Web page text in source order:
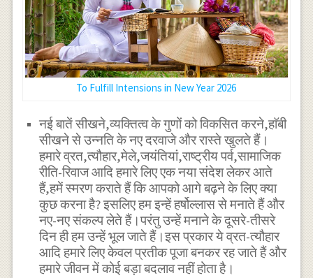
To Fulfill Intensions in New Year 2026
नई बातें सीखने,व्यक्तित्व के गुणों को विकसित करने,हाॅबी
सीखने से उन्नति के नए दरवाजे और रास्ते खुलते हैं।
हमारे व्रत,त्यौहार,मेले,जयंतियां,राष्ट्रीय पर्व,सामाजिक
रीति-रिवाज आदि हमारे लिए एक नया संदेश लेकर आते
हैं,हमें स्मरण कराते हैं कि आपको आगे बढ़ने के लिए क्या
कुछ करना है? इसलिए हम इन्हें हर्षोल्लास से मनाते हैं और
नए-नए संकल्प लेते हैं।परंतु उन्हें मनाने के दूसरे-तीसरे
दिन ही हम उन्हें भूल जाते हैं।इस प्रकार ये व्रत-त्यौहार
आदि हमारे लिए केवल प्रतीक पूजा बनकर रह जाते हैं और
हमारे जीवन में कोई बड़ा बदलाव नहीं होता है।